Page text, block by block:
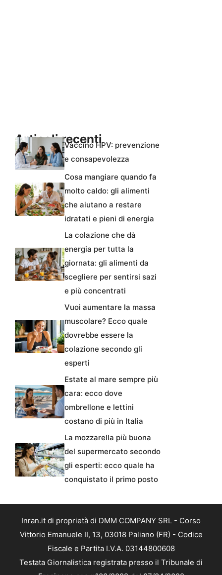
Articoli recentiVaccino HPV: prevenzione
e consapevolezza
Cosa mangiare quando fa
molto caldo: gli alimenti
che aiutano a restare
idratati e pieni di energia
La colazione che dà
energia per tutta la
giornata: gli alimenti da
scegliere per sentirsi sazi
e più concentrati
Vuoi aumentare la massa
muscolare? Ecco quale
dovrebbe essere la
colazione secondo gli
esperti
Estate al mare sempre più
cara: ecco dove
ombrellone e lettini
costano di più in Italia
La mozzarella più buona
del supermercato secondo
gli esperti: ecco quale ha
conquistato il primo posto
Inran.it di proprietà di DMM COMPANY SRL - Corso
Vittorio Emanuele II, 13, 03018 Paliano (FR) - Codice
Fiscale e Partita I.V.A. 03144800608
Testata Giornalistica registrata presso il Tribunale di